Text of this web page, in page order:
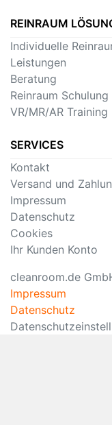
REINRAUM
Individuelle
Leistungen
Beratung
Reinraum Schulung
VR/MR/AR Training
SERVICES
Kontakt
Versand und
Impressum
Datenschutz
Cookies
Ihr Kunden Konto
cleanroom.de
Impressum
Datenschutz